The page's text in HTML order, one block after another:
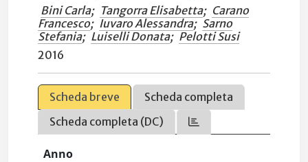
Bini Carla; Tangorra Elisabetta; Carano
Francesco; Iuvaro Alessandra; Sarno
Stefania; Luiselli Donata; Pelotti Susi
2016
Scheda breve
Scheda completa
Scheda completa (DC)
Anno